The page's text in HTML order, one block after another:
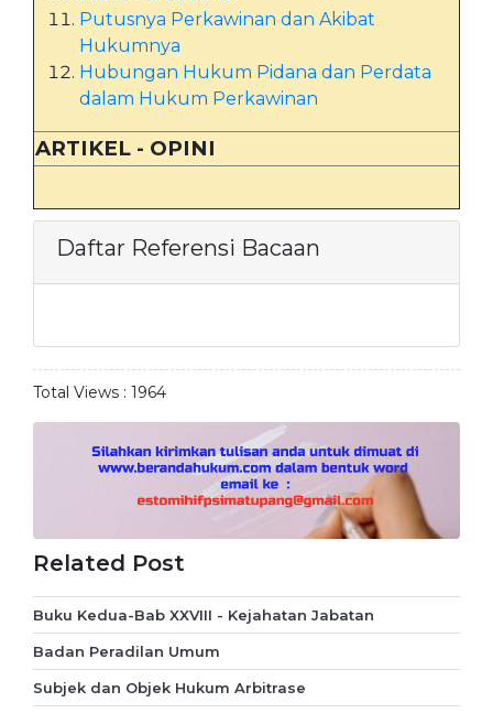
Putusnya Perkawinan dan Akibat
Hukumnya
Hubungan Hukum Pidana dan Perdata
dalam Hukum Perkawinan
ARTIKEL - OPINI
Daftar Referensi Bacaan
Total Views : 1964
Related Post
Buku Kedua-Bab XXVIII - Kejahatan Jabatan
Badan Peradilan Umum
Subjek dan Objek Hukum Arbitrase